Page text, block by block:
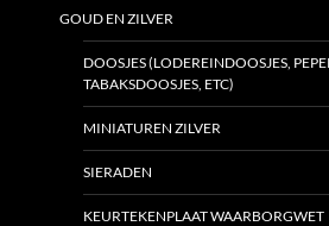
GOUD EN ZILVER
DOOSJES (LODEREINDOOSJES,
TABAKSDOOSJES, ETC)
MINIATUREN ZILVER
SIERADEN
KEURTEKENPLAAT WAARBORGWET